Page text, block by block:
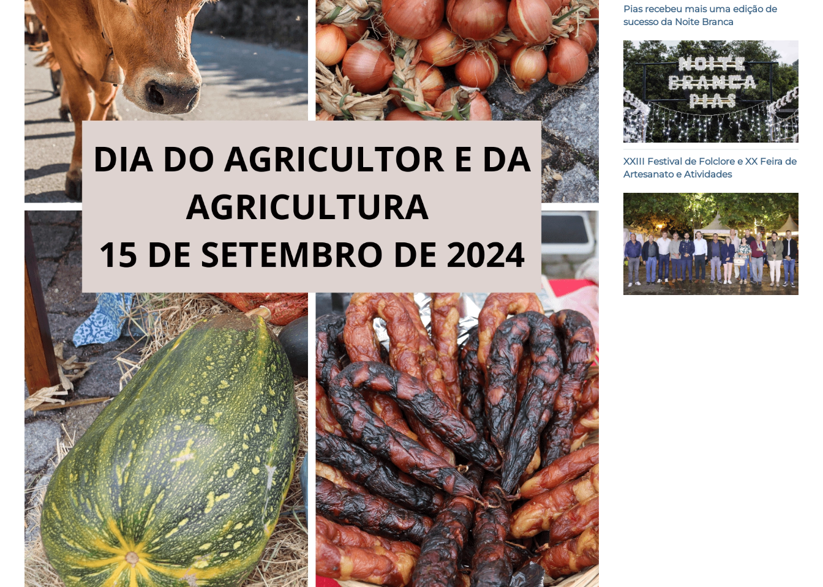
Pias recebeu mais uma edição de
sucesso da Noite Branca
XXIII Festival de Folclore e XX Feira de
Artesanato e Atividades